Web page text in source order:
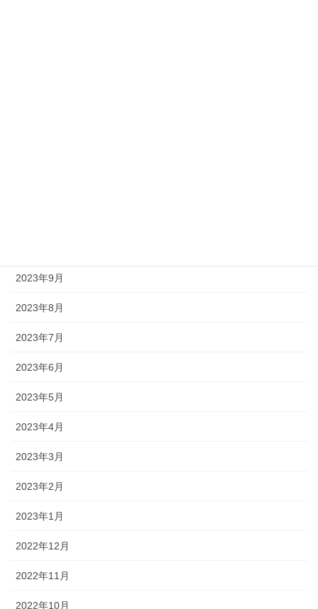
2023年9月
2023年8月
2023年7月
2023年6月
2023年5月
2023年4月
2023年3月
2023年2月
2023年1月
2022年12月
2022年11月
2022年10月